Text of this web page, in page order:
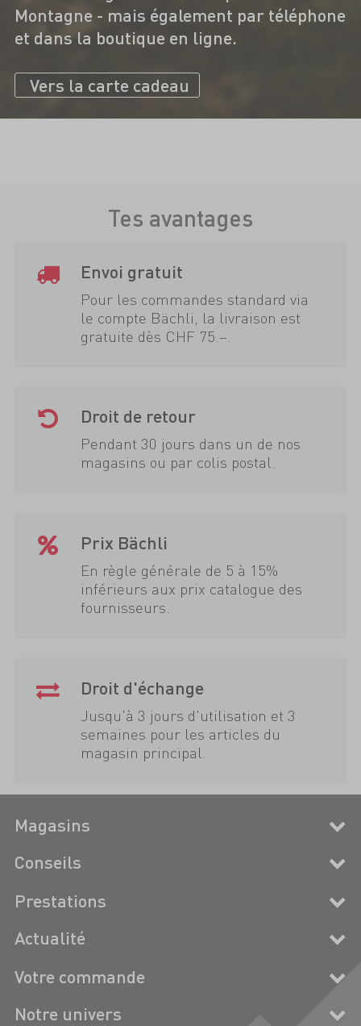
Montagne - mais également par téléphone
et dans la boutique en ligne.
Vers la carte cadeau
Tes avantages
Envoi gratuit
Pour les commandes standard via
le compte Bächli, la livraison est
gratuite dès CHF 75.–.
Droit de retour
Pendant 30 jours dans un de nos
magasins ou par colis postal.
Prix Bächli
En règle générale de 5 à 15%
inférieurs aux prix catalogue des
fournisseurs.
Droit d'échange
Jusqu'à 3 jours d'utilisation et 3
semaines pour les articles du
magasin principal.
Magasins
Conseils
Prestations
Actualité
Votre commande
Notre univers